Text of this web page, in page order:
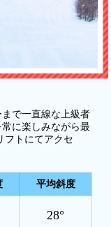
で一直線な上級者
に楽しみながら最
フトにてアクセ
平均斜度
28°